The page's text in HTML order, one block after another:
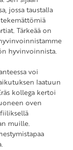
jossa taustalla
Tärkeää on
hyvinvoinnista.
voi
laatuun
kollega kertoi
oven
muille.